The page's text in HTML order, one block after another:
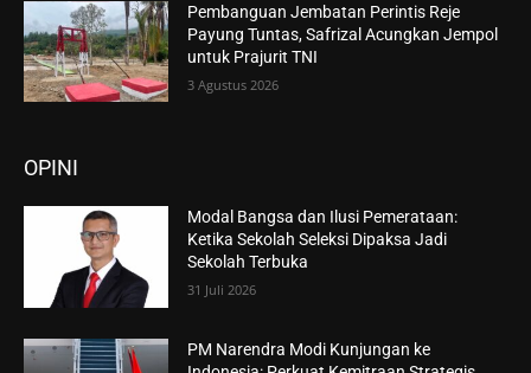
Pembanguan Jembatan Perintis Reje
Payung Tuntas, Safrizal Acungkan Jempol
untuk Prajurit TNI
3 Agustus 2026
OPINI
Modal Bangsa dan Ilusi Pemerataan:
Ketika Sekolah Seleksi Dipaksa Jadi
Sekolah Terbuka
31 Juli 2026
PM Narendra Modi Kunjungan ke